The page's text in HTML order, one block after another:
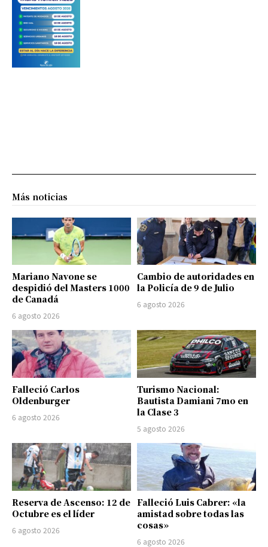
Más noticias
Mariano Navone se
despidió del Masters 1000
de Canadá
6 agosto 2026
Cambio de autoridades en
la Policía de 9 de Julio
6 agosto 2026
Falleció Carlos
Oldenburger
6 agosto 2026
Turismo Nacional:
Bautista Damiani 7mo en
la Clase 3
5 agosto 2026
Reserva de Ascenso: 12 de
Octubre es el líder
6 agosto 2026
Falleció Luis Cabrer: «la
amistad sobre todas las
cosas»
6 agosto 2026